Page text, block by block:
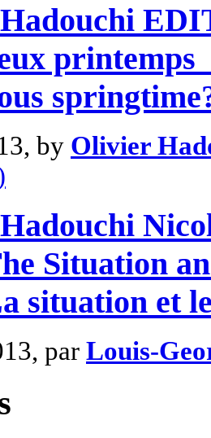
printemps
by Olivier
Situation
situation et
par Louis-